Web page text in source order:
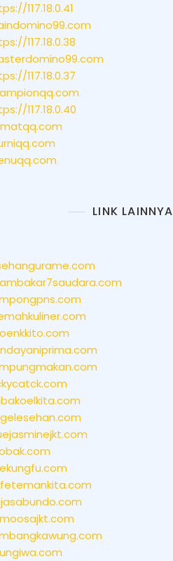
117.18.0.41
117.18.0.38
117.18.0.37
117.18.0.40
LINK LAINNYA